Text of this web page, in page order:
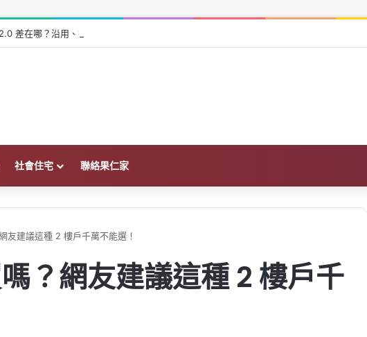
差在哪？沿用、撤案重申請一次看
社會住宅 聯絡果仁家
友建議這種 2 樓戶千萬不能選！
？網友建議這種 2 樓戶千